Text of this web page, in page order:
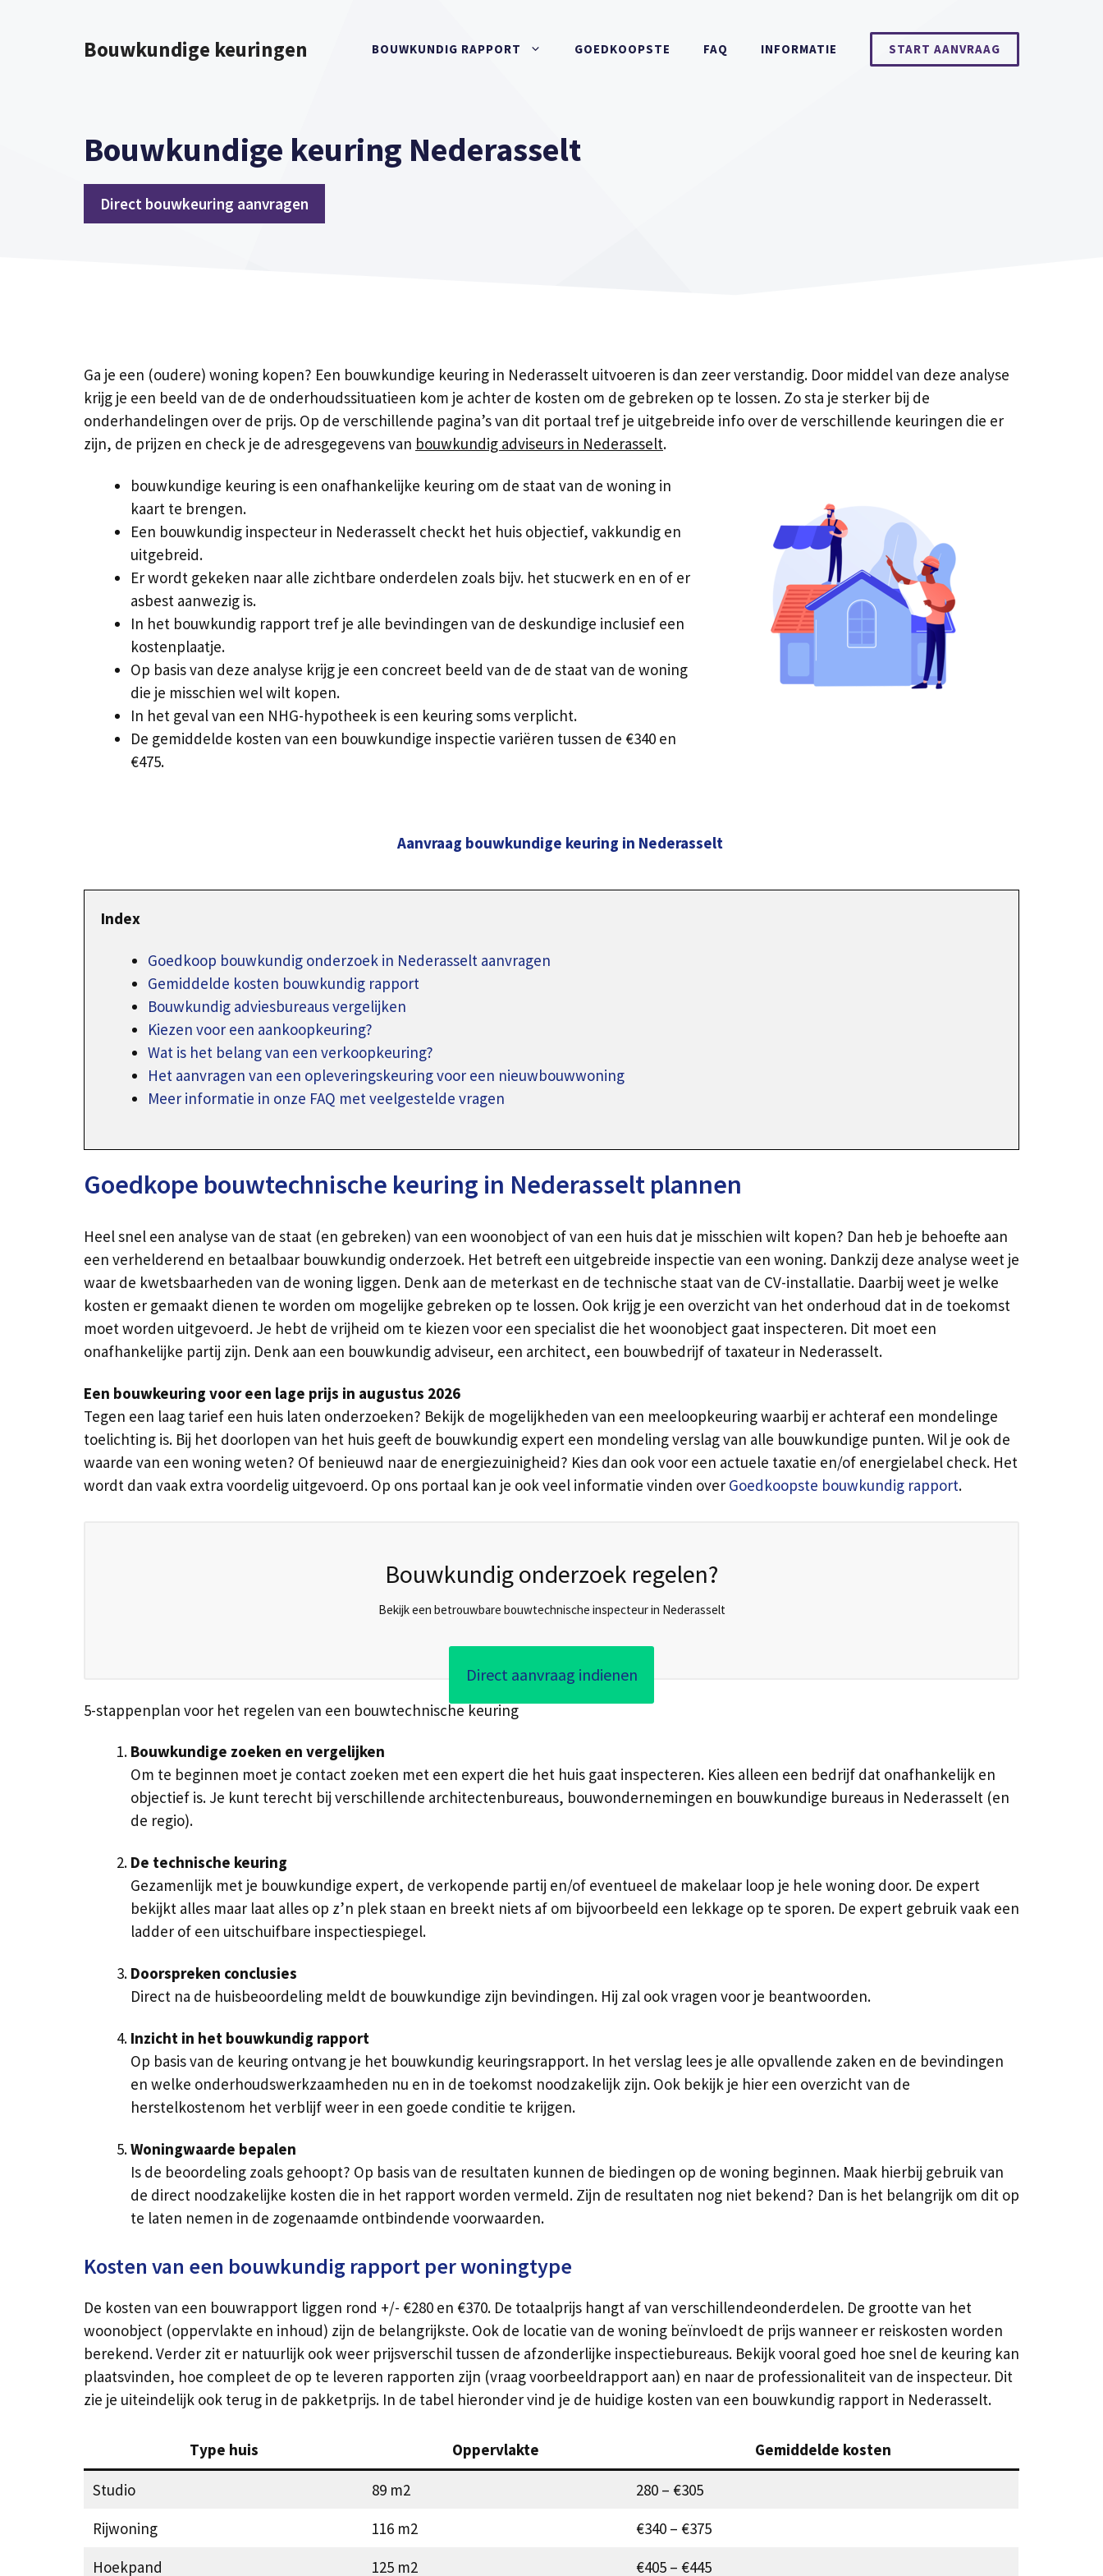
Bouwkundige keuringen BOUWKUNDIG RAPPORT GOEDKOOPSTE FAQ INFORMATIE START AANVRAAG
Bouwkundige keuring Nederasselt
Direct bouwkeuring aanvragen
Ga je een (oudere) woning kopen? Een bouwkundige keuring in Nederasselt uitvoeren is dan zeer verstandig. Door middel van deze analyse
krijg je een beeld van de de onderhoudssituatieen kom je achter de kosten om de gebreken op te lossen. Zo sta je sterker bij de
onderhandelingen over de prijs. Op de verschillende pagina’s van dit portaal tref je uitgebreide info over de verschillende keuringen die er
zijn, de prijzen en check je de adresgegevens van bouwkundig adviseurs in Nederasselt.
bouwkundige keuring is een onafhankelijke keuring om de staat van de woning in
kaart te brengen.
Een bouwkundig inspecteur in Nederasselt checkt het huis objectief, vakkundig en
uitgebreid.
Er wordt gekeken naar alle zichtbare onderdelen zoals bijv. het stucwerk en en of er
asbest aanwezig is.
In het bouwkundig rapport tref je alle bevindingen van de deskundige inclusief een
kostenplaatje.
Op basis van deze analyse krijg je een concreet beeld van de de staat van de woning
die je misschien wel wilt kopen.
In het geval van een NHG-hypotheek is een keuring soms verplicht.
De gemiddelde kosten van een bouwkundige inspectie variëren tussen de €340 en
€475.
Aanvraag bouwkundige keuring in Nederasselt
Index
Goedkoop bouwkundig onderzoek in Nederasselt aanvragen
Gemiddelde kosten bouwkundig rapport
Bouwkundig adviesbureaus vergelijken
Kiezen voor een aankoopkeuring?
Wat is het belang van een verkoopkeuring?
Het aanvragen van een opleveringskeuring voor een nieuwbouwwoning
Meer informatie in onze FAQ met veelgestelde vragen
Goedkope bouwtechnische keuring in Nederasselt plannen
Heel snel een analyse van de staat (en gebreken) van een woonobject of van een huis dat je misschien wilt kopen? Dan heb je behoefte aan
een verhelderend en betaalbaar bouwkundig onderzoek. Het betreft een uitgebreide inspectie van een woning. Dankzij deze analyse weet je
waar de kwetsbaarheden van de woning liggen. Denk aan de meterkast en de technische staat van de CV-installatie. Daarbij weet je welke
kosten er gemaakt dienen te worden om mogelijke gebreken op te lossen. Ook krijg je een overzicht van het onderhoud dat in de toekomst
moet worden uitgevoerd. Je hebt de vrijheid om te kiezen voor een specialist die het woonobject gaat inspecteren. Dit moet een
onafhankelijke partij zijn. Denk aan een bouwkundig adviseur, een architect, een bouwbedrijf of taxateur in Nederasselt.
Een bouwkeuring voor een lage prijs in augustus 2026
Tegen een laag tarief een huis laten onderzoeken? Bekijk de mogelijkheden van een meeloopkeuring waarbij er achteraf een mondelinge
toelichting is. Bij het doorlopen van het huis geeft de bouwkundig expert een mondeling verslag van alle bouwkundige punten. Wil je ook de
waarde van een woning weten? Of benieuwd naar de energiezuinigheid? Kies dan ook voor een actuele taxatie en/of energielabel check. Het
wordt dan vaak extra voordelig uitgevoerd. Op ons portaal kan je ook veel informatie vinden over Goedkoopste bouwkundig rapport.
Bouwkundig onderzoek regelen?
Bekijk een betrouwbare bouwtechnische inspecteur in Nederasselt
Direct aanvraag indienen
5-stappenplan voor het regelen van een bouwtechnische keuring
Bouwkundige zoeken en vergelijken
Om te beginnen moet je contact zoeken met een expert die het huis gaat inspecteren. Kies alleen een bedrijf dat onafhankelijk en
objectief is. Je kunt terecht bij verschillende architectenbureaus, bouwondernemingen en bouwkundige bureaus in Nederasselt (en
de regio).
De technische keuring
Gezamenlijk met je bouwkundige expert, de verkopende partij en/of eventueel de makelaar loop je hele woning door. De expert
bekijkt alles maar laat alles op z’n plek staan en breekt niets af om bijvoorbeeld een lekkage op te sporen. De expert gebruik vaak een
ladder of een uitschuifbare inspectiespiegel.
Doorspreken conclusies
Direct na de huisbeoordeling meldt de bouwkundige zijn bevindingen. Hij zal ook vragen voor je beantwoorden.
Inzicht in het bouwkundig rapport
Op basis van de keuring ontvang je het bouwkundig keuringsrapport. In het verslag lees je alle opvallende zaken en de bevindingen
en welke onderhoudswerkzaamheden nu en in de toekomst noodzakelijk zijn. Ook bekijk je hier een overzicht van de
herstelkostenom het verblijf weer in een goede conditie te krijgen.
Woningwaarde bepalen
Is de beoordeling zoals gehoopt? Op basis van de resultaten kunnen de biedingen op de woning beginnen. Maak hierbij gebruik van
de direct noodzakelijke kosten die in het rapport worden vermeld. Zijn de resultaten nog niet bekend? Dan is het belangrijk om dit op
te laten nemen in de zogenaamde ontbindende voorwaarden.
Kosten van een bouwkundig rapport per woningtype
De kosten van een bouwrapport liggen rond +/- €280 en €370. De totaalprijs hangt af van verschillendeonderdelen. De grootte van het
woonobject (oppervlakte en inhoud) zijn de belangrijkste. Ook de locatie van de woning beïnvloedt de prijs wanneer er reiskosten worden
berekend. Verder zit er natuurlijk ook weer prijsverschil tussen de afzonderlijke inspectiebureaus. Bekijk vooral goed hoe snel de keuring kan
plaatsvinden, hoe compleet de op te leveren rapporten zijn (vraag voorbeeldrapport aan) en naar de professionaliteit van de inspecteur. Dit
zie je uiteindelijk ook terug in de pakketprijs. In de tabel hieronder vind je de huidige kosten van een bouwkundig rapport in Nederasselt.
Type huis Oppervlakte Gemiddelde kosten
Studio 89 m2
280 – €305
Rijwoning
116 m2
€340 – €375
Hoekpand
125 m2
€405 – €445